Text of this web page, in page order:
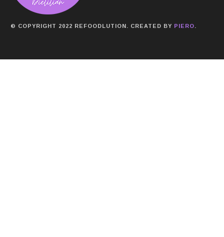
© COPYRIGHT 2022 REFOODLUTION. CREATED BY PIERO